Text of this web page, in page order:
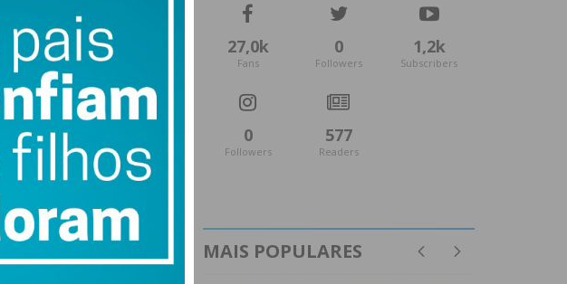
27,0k
Fans
0
Followers
1,2k
Subscribers
0
Followers
577
Readers
MAIS POPULARES